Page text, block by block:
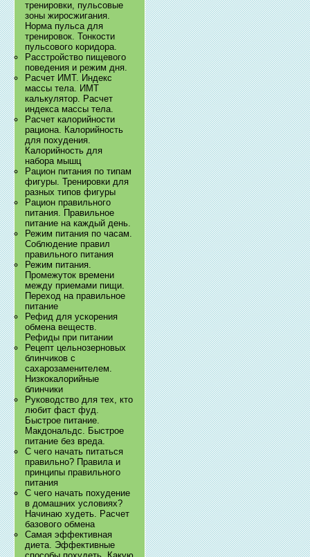
тренировки, пульсовые
зоны жиросжигания.
Норма пульса для
тренировок. Тонкости
пульсового коридора.
Расстройство пищевого
поведения и режим дня.
Расчет ИМТ. Индекс
массы тела. ИМТ
калькулятор. Расчет
индекса массы тела.
Расчет калорийности
рациона. Калорийность
для похудения.
Калорийность для
набора мышц
Рацион питания по типам
фигуры. Тренировки для
разных типов фигуры
Рацион правильного
питания. Правильное
питание на каждый день.
Режим питания по часам.
Соблюдение правил
правильного питания
Режим питания.
Промежуток времени
между приемами пищи.
Переход на правильное
питание
Рефид для ускорения
обмена веществ.
Рефиды при питании
Рецепт цельнозерновых
блинчиков с
сахарозаменителем.
Низкокалорийные
блинчики
Руководство для тех, кто
любит фаст фуд.
Быстрое питание.
Макдональдс. Быстрое
питание без вреда.
С чего начать питаться
правильно? Правила и
принципы правильного
питания
С чего начать похудение
в домашних условиях?
Начинаю худеть. Расчет
базового обмена
Самая эффективная
диета. Эффективные